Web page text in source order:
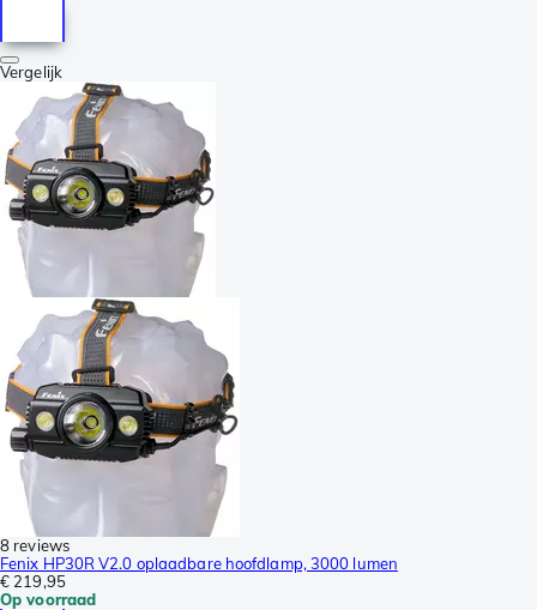
Vergelijk
8 reviews
Fenix HP30R V2.0 oplaadbare hoofdlamp, 3000 lumen
€ 219,95
Op voorraad